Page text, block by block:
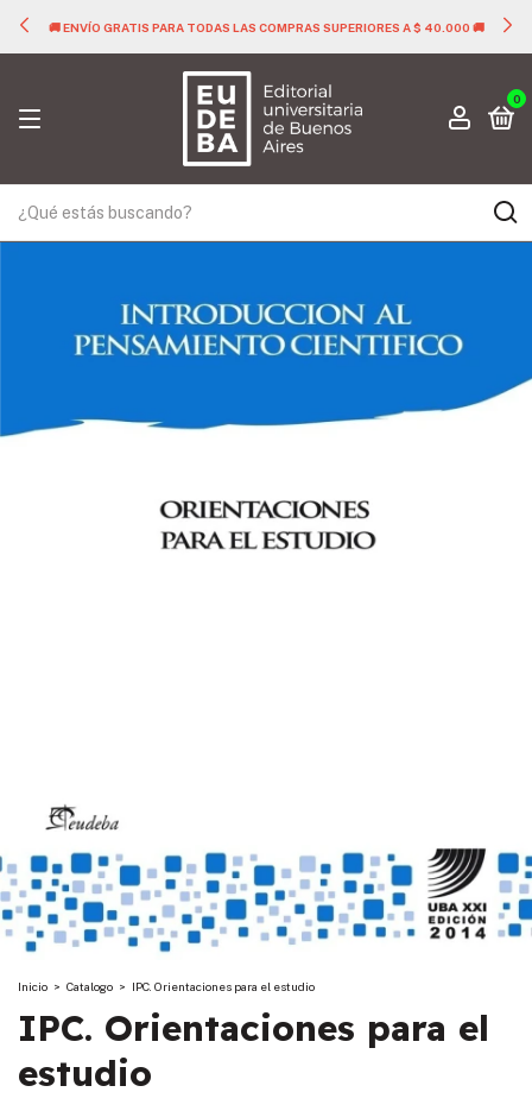
🚚 ENVÍO GRATIS PARA TODAS LAS COMPRAS SUPERIORES A $ 40.000 🚚
0
Inicio > Catalogo > IPC. Orientaciones para el estudio
IPC. Orientaciones para el
estudio